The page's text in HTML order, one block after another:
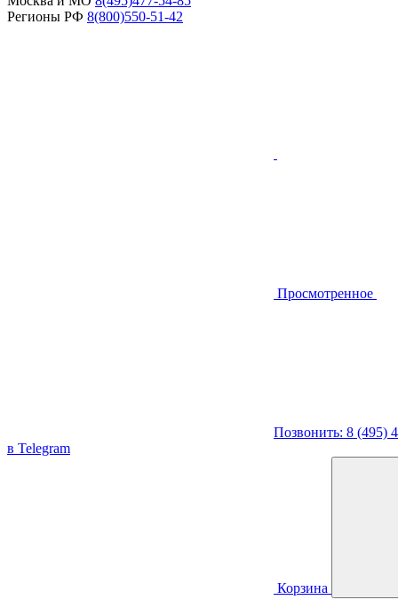
Регионы РФ 8(800)550-51-42
Просмотренное
Позвонить: 8 (495)
в Telegram
Корзина